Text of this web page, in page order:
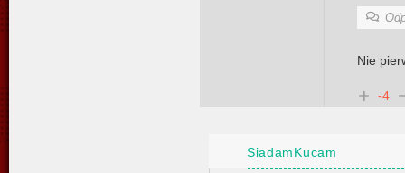
Nie
-4
SiadamKucam